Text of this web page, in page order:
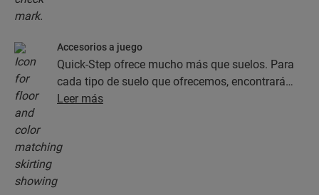
Accesorios a juego
Quick-Step ofrece mucho más que suelos. Para
cada tipo de suelo que ofrecemos, encontrará
una completa colección de accesorios, como
color del suelo que elija.
Leer más